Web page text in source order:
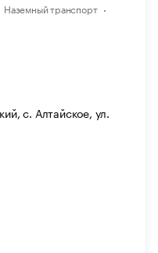
Наземный транспорт
с. Алтайское, ул.